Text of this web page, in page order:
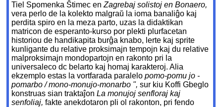
Tiel Spomenka Ŝtimec enZagrebaj solistoj en Bonaero,
vera perlo de la kolekto malgraŭ la ioma banaliĝo kaj
perdita spiro en la meza parto, uzas la didaktikan
matricon de esperanto-kurso por plekti plurfacetan
historiou de handikapita burĝa knabo, lerte kaj sprite
kunligante du relative proksimajn tempojn kaj du relative
malproksimajn mondopartojn en rakonto pri la
universaleco dc belarto kaj homaj karakteroj. Alia
ekzemplo estas la vortfarada paralelopomo-pomu jo -
pomarbo / mono-monujo-monarbo ",sur kiu Koffi Gbeglo
konstruas sian traktaĵonLa monujoj senfloraj kaj
senfoliaj,fakte anekdotaron pli ol rakonton, pri fendo